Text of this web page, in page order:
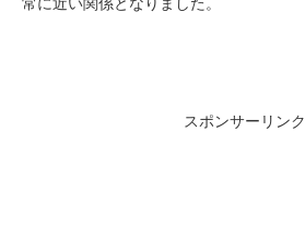
常に近い関係となりました。
スポンサーリンク